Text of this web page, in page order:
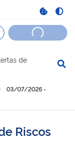
de
03/07/2026 -
Riscos